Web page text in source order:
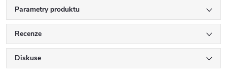
Parametry produktu
Recenze
Diskuse